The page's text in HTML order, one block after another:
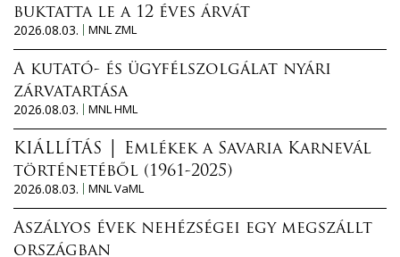
buktatta le a 12 éves árvát
2026.08.03.
MNL ZML
A kutató- és ügyfélszolgálat nyári
zárvatartása
2026.08.03.
MNL HML
KIÁLLÍTÁS │ Emlékek a Savaria Karnevál
történetéből (1961-2025)
2026.08.03.
MNL VaML
Aszályos évek nehézségei egy megszállt
országban